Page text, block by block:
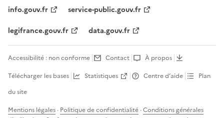
info.gouv.fr
service-public.gouv.fr
legifrance.gouv.fr
data.gouv.fr
Accessibilité : non conforme Contact
À propos
Télécharger les bases
Statistiques Centre d’aide
Plan
du site
Mentions légales · Politique de confidentialité ·Conditions générales